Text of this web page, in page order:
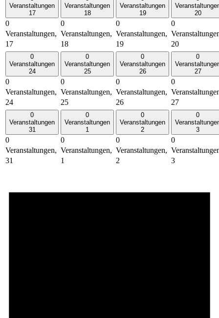
Veranstaltungen
17
0
Veranstaltungen,
17
Veranstaltungen
18
0
Veranstaltungen,
18
Veranstaltungen
19
0
Veranstaltungen,
19
20
0
20
0
Veranstaltungen
24
0
Veranstaltungen,
24
0
Veranstaltungen
25
0
Veranstaltungen,
25
0
Veranstaltungen
26
0
Veranstaltungen,
26
0
27
0
27
0
Veranstaltungen
31
0
Veranstaltungen,
31
0
Veranstaltungen
1
0
Veranstaltungen,
1
0
Veranstaltungen
2
0
Veranstaltungen,
2
0
3
0
3